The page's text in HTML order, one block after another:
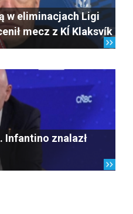
w eliminacjach Ligi
mecz z KÍ Klaksvík
Infantino znalazł